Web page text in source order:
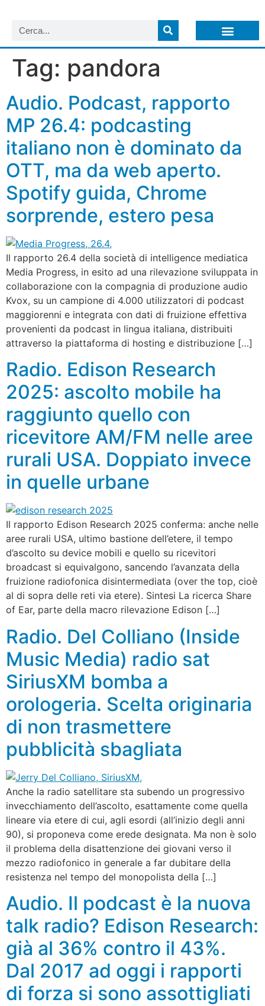
Tag: pandora
Audio. Podcast, rapporto
MP 26.4: podcasting
italiano non è dominato da
OTT, ma da web aperto.
Spotify guida, Chrome
sorprende, estero pesa
Il rapporto 26.4 della società di intelligence mediatica
Media Progress, in esito ad una rilevazione sviluppata in
collaborazione con la compagnia di produzione audio
Kvox, su un campione di 4.000 utilizzatori di podcast
maggiorenni e integrata con dati di fruizione effettiva
provenienti da podcast in lingua italiana, distribuiti
attraverso la piattaforma di hosting e distribuzione […]
Radio. Edison Research
2025: ascolto mobile ha
raggiunto quello con
ricevitore AM/FM nelle aree
rurali USA. Doppiato invece
in quelle urbane
Il rapporto Edison Research 2025 conferma: anche nelle
aree rurali USA, ultimo bastione dell’etere, il tempo
d’ascolto su device mobili e quello su ricevitori
broadcast si equivalgono, sancendo l’avanzata della
fruizione radiofonica disintermediata (over the top, cioè
al di sopra delle reti via etere). Sintesi La ricerca Share
of Ear, parte della macro rilevazione Edison […]
Radio. Del Colliano (Inside
Music Media) radio sat
SiriusXM bomba a
orologeria. Scelta originaria
di non trasmettere
pubblicità sbagliata
Anche la radio satellitare sta subendo un progressivo
invecchiamento dell’ascolto, esattamente come quella
lineare via etere di cui, agli esordi (all’inizio degli anni
90), si proponeva come erede designata. Ma non è solo
il problema della disattenzione dei giovani verso il
mezzo radiofonico in generale a far dubitare della
resistenza nel tempo del monopolista della […]
Audio. Il podcast è la nuova
talk radio? Edison Research:
già al 36% contro il 43%.
Dal 2017 ad oggi i rapporti
di forza si sono assottigliati